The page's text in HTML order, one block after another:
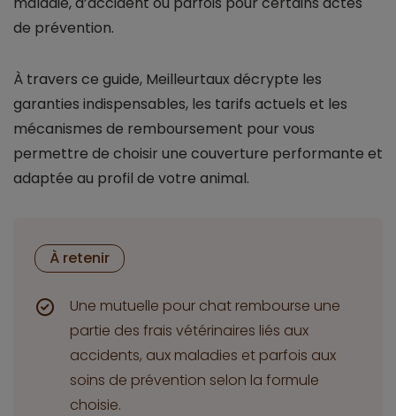
de prévention.
À travers ce guide, Meilleurtaux décrypte les
garanties indispensables, les tarifs actuels et les
mécanismes de remboursement pour vous
permettre de choisir une couverture performante et
adaptée au profil de votre animal.
À retenir
Une mutuelle pour chat rembourse une
partie des frais vétérinaires liés aux
accidents, aux maladies et parfois aux
soins de prévention selon la formule
choisie.